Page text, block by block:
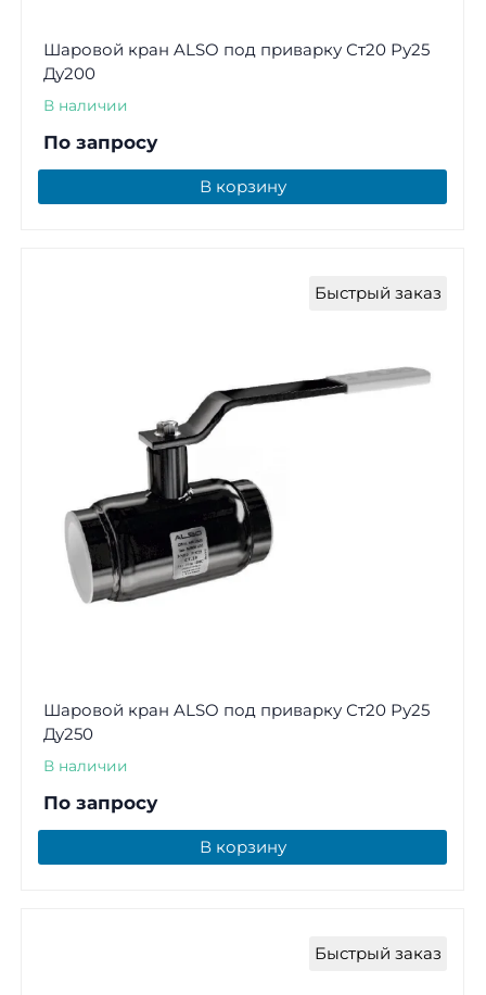
Шаровой кран ALSO под приварку Ст20 Ру25
Ду200
В наличии
По запросу
В корзину
Быстрый заказ
Шаровой кран ALSO под приварку Ст20 Ру25
Ду250
В наличии
По запросу
В корзину
Быстрый заказ